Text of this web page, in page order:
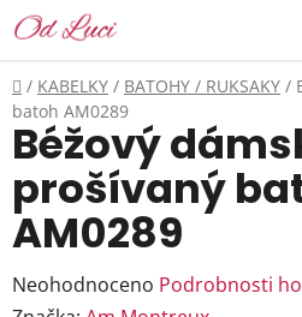
Přejít
na
obsah
Domů
/ KABELKY / BATOHY / RUKSAKY /
batoh AM0289
Béžový
prošívaný
AM0289
Průměrné
Neohodnoceno Podrobnosti